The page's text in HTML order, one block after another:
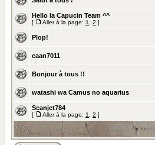
Hello la Capucin Team ^^
[ Aller à la page: 1 2 ]
Plop!
caan7011
Bonjour à tous !!
watashi wa Camus no aquarius
Scanjet784
[ Aller à la page: 1 2 ]